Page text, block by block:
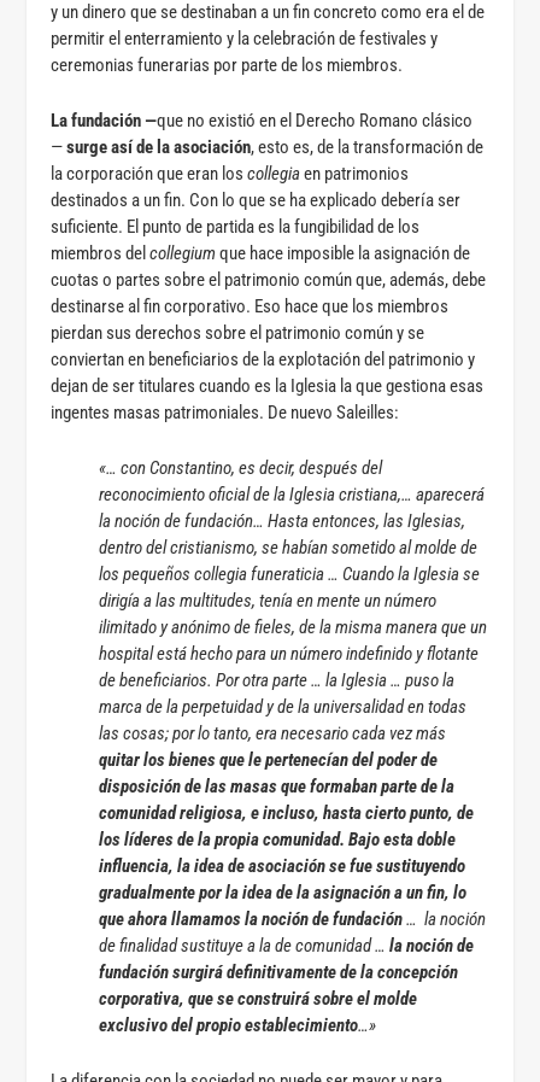
y un dinero que se destinaban a un fin concreto como era el de
permitir el enterramiento y la celebración de festivales y
ceremonias funerarias por parte de los miembros.
La fundación —que no existió en el Derecho Romano clásico
—surge así de la asociación, esto es, de la transformación de
la corporación que eran loscollegiaen patrimonios
destinados a un fin. Con lo que se ha explicado debería ser
suficiente. El punto de partida es la fungibilidad de los
miembros delcollegiumque hace imposible la asignación de
cuotas o partes sobre el patrimonio común que, además, debe
destinarse al fin corporativo. Eso hace que los miembros
pierdan sus derechos sobre el patrimonio común y se
conviertan en beneficiarios de la explotación del patrimonio y
dejan de ser titulares cuando es la Iglesia la que gestiona esas
ingentes masas patrimoniales. De nuevo Saleilles:
«… con Constantino, es decir, después del
reconocimiento oficial de la Iglesia cristiana,… aparecerá
la noción de fundación… Hasta entonces, las Iglesias,
dentro del cristianismo, se habían sometido al molde de
los pequeños collegia funeraticia … Cuando la Iglesia se
dirigía a las multitudes, tenía en mente un número
ilimitado y anónimo de fieles, de la misma manera que un
hospital está hecho para un número indefinido y flotante
de beneficiarios. Por otra parte … la Iglesia … puso la
marca de la perpetuidad y de la universalidad en todas
las cosas; por lo tanto, era necesario cada vez más
quitar los bienes que le pertenecían del poder de
disposición de las masas que formaban parte de la
comunidad religiosa, e incluso, hasta cierto punto, de
los líderes de la propia comunidad. Bajo esta doble
influencia, la idea de asociación se fue sustituyendo
gradualmente por la idea de la asignación a un fin, lo
que ahora llamamos la noción de fundación… la noción
de finalidad sustituye a la de comunidad … la noción de
fundación surgirá definitivamente de la concepción
corporativa, que se construirá sobre el molde
exclusivo del propio establecimiento…»